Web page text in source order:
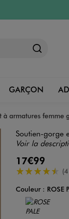
GARÇON
à armatures femme
Soutien-gorge
Voir la
17€99
4.5/5 de
Couleur
Couleur : ROSE
Choisissez votre